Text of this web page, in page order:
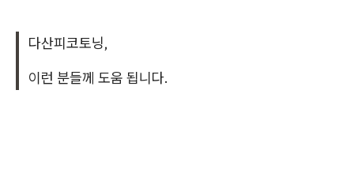
다산피코토닝,
이런 분들께 도움 됩니다.